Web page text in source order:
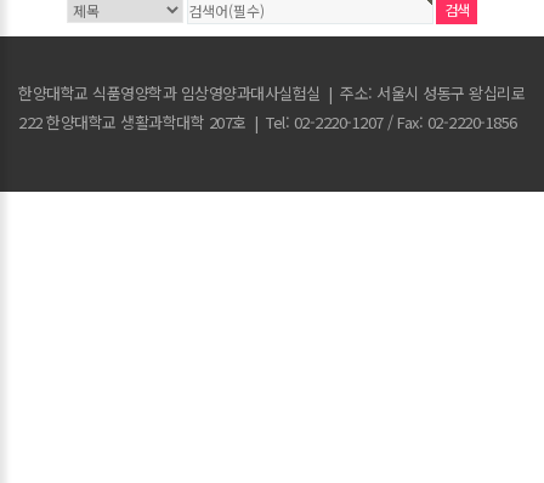
한양대학교 식품영양학과 임상영양과대사실험실 | 주소: 서울시 성동구 왕십리로
222 한양대학교 생활과학대학 207호 | Tel: 02-2220-1207 / Fax: 02-2220-1856